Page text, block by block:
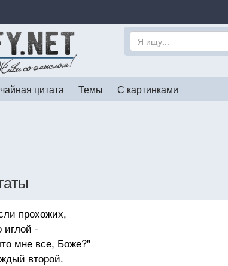
цитата Темы С картинками
прохожих,
-
мне все, Боже?"
второй.